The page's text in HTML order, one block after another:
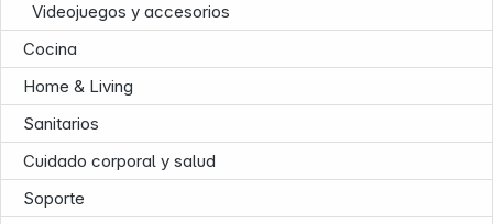
Videojuegos y accesorios
Cocina
Home & Living
Sanitarios
Cuidado corporal y salud
Soporte
Infoterminal